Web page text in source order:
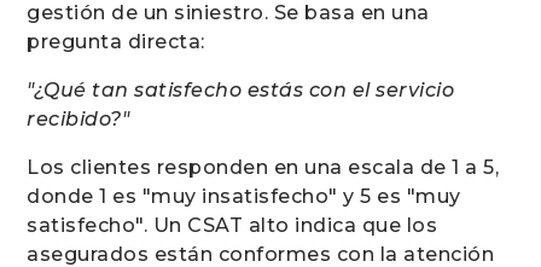
gestión de un siniestro. Se basa en una
pregunta directa:
"¿Qué tan satisfecho estás con el servicio
recibido?"
Los clientes responden en una escala de 1 a 5,
donde 1 es "muy insatisfecho" y 5 es "muy
satisfecho". Un CSAT alto indica que los
asegurados están conformes con la atención